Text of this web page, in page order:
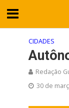
CIDADES
Redação
30 de